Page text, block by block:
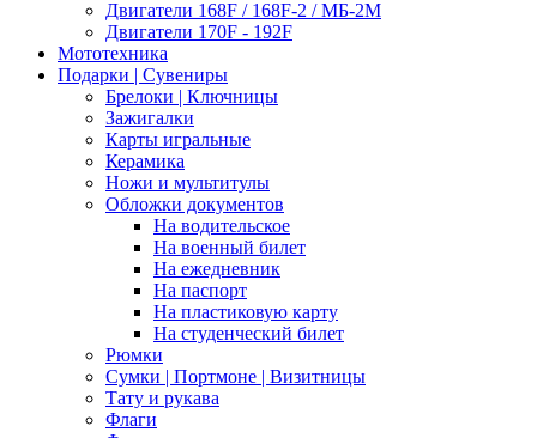
Двигатели 168F / 168F-2 / МБ-2М
Двигатели 170F - 192F
Мототехника
Подарки | Сувениры
Брелоки | Ключницы
Зажигалки
Карты игральные
Керамика
Ножи и мультитулы
Обложки документов
На водительское
На военный билет
На ежедневник
На паспорт
На пластиковую карту
На студенческий билет
Рюмки
Сумки | Портмоне | Визитницы
Тату и рукава
Флаги